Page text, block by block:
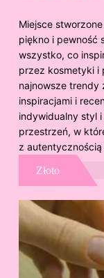
Miejsce
piękno i pewność
wszystko, co
przez kosmetyki i
najnowsze trendy
inspiracjami i
indywidualny styl
przestrzeń, w
z
Złoto